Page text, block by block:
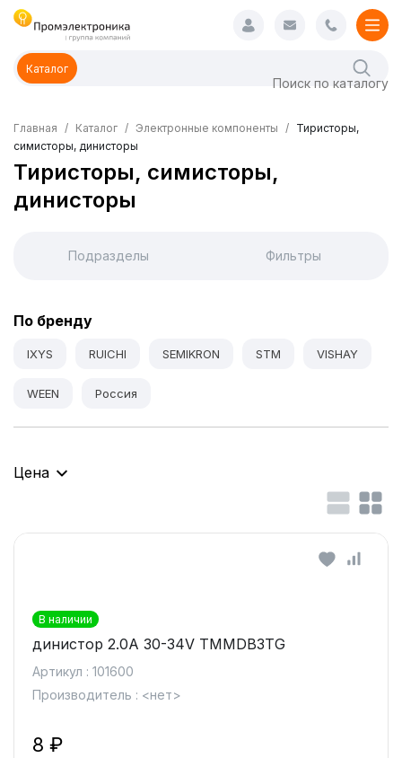
Каталог
Главная Каталог Электронные компоненты
Тиристоры,
симисторы, динисторы
Тиристоры, симисторы,
динисторы
Подразделы Фильтры
По бренду
IXYS RUICHI SEMIKRON STM VISHAY
WEEN Россия
Цена
В наличии
динистор 2.0A 30-34V TMMDB3TG
Артикул : 101600
Производитель : <нет>
8 ₽